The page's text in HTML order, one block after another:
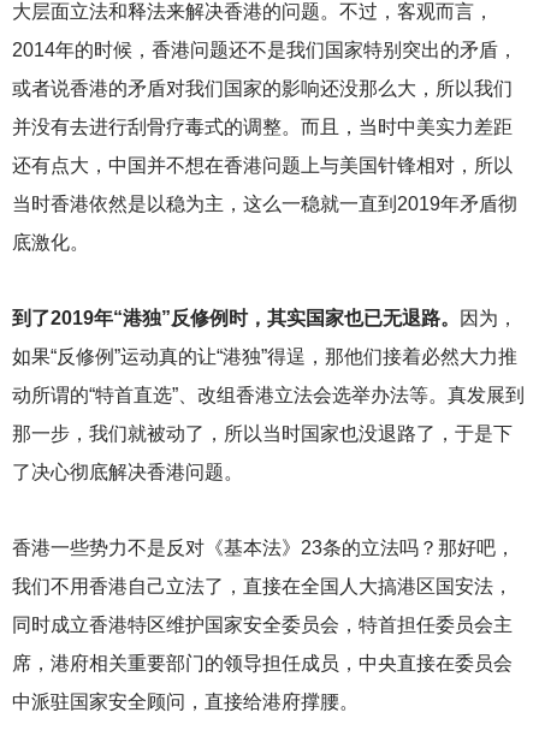
大层面立法和释法来解决香港的问题。不过，客观而言，
2014年的时候，香港问题还不是我们国家特别突出的矛盾，
或者说香港的矛盾对我们国家的影响还没那么大，所以我们
并没有去进行刮骨疗毒式的调整。而且，当时中美实力差距
还有点大，中国并不想在香港问题上与美国针锋相对，所以
当时香港依然是以稳为主，这么一稳就一直到2019年矛盾彻
底激化。
到了2019年“港独”反修例时，其实国家也已无退路。
因为，
如果“反修例”运动真的让“港独”得逞，那他们接着必然大力推
动所谓的“特首直选”、改组香港立法会选举办法等。真发展到
那一步，我们就被动了，所以当时国家也没退路了，于是下
了决心彻底解决香港问题。
香港一些势力不是反对《基本法》23条的立法吗？那好吧，
我们不用香港自己立法了，直接在全国人大搞港区国安法，
同时成立香港特区维护国家安全委员会，特首担任委员会主
席，港府相关重要部门的领导担任成员，中央直接在委员会
中派驻国家安全顾问，直接给港府撑腰。